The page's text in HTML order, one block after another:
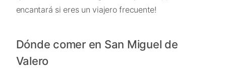
encantará si eres un viajero frecuente!
Dónde comer en San Miguel de
Valero